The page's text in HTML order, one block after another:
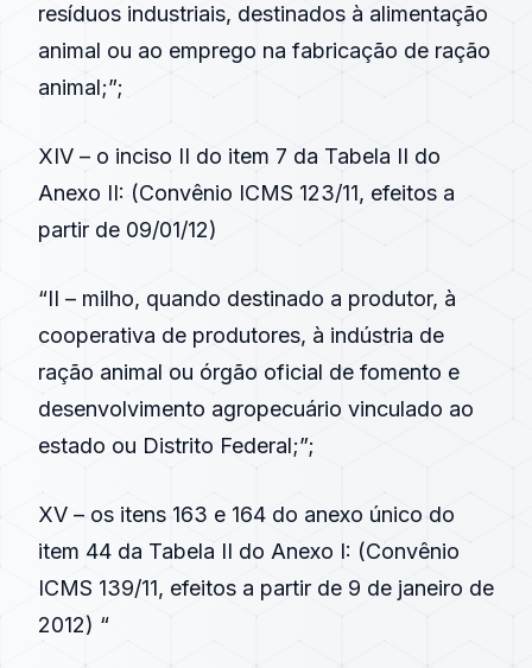
resíduos industriais, destinados à alimentação
animal ou ao emprego na fabricação de ração
animal;”;
XIV – o inciso II do item 7 da Tabela II do
Anexo II: (Convênio ICMS 123/11, efeitos a
partir de 09/01/12)
“II – milho, quando destinado a produtor, à
cooperativa de produtores, à indústria de
ração animal ou órgão oficial de fomento e
desenvolvimento agropecuário vinculado ao
estado ou Distrito Federal;”;
XV – os itens 163 e 164 do anexo único do
item 44 da Tabela II do Anexo I: (Convênio
ICMS 139/11, efeitos a partir de 9 de janeiro de
2012) “